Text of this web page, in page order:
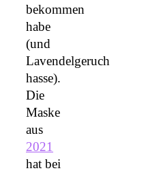
bekommen
habe
(und
Lavendelgeruch
hasse).
Die
Maske
aus
2021
hat bei